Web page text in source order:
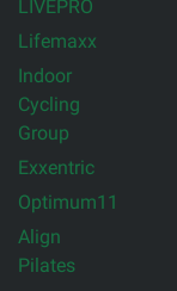
LIVEPRO
Lifemaxx
Indoor
Cycling
Group
Exxentric
Optimum11
Align
Pilates